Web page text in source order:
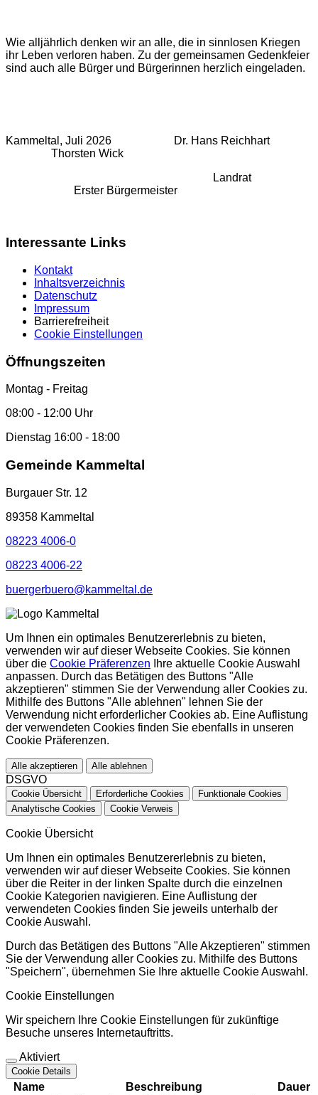
Wie alljährlich denken wir an alle, die in sinnlosen Kriegen
ihr Leben verloren haben. Zu der gemeinsamen Gedenkfeier
sind auch alle Bürger und Bürgerinnen herzlich eingeladen.
Kammeltal, Juli 2026 Dr. Hans Reichhart
Thorsten Wick
Landrat
Erster Bürgermeister
Interessante Links
Kontakt
Inhaltsverzeichnis
Datenschutz
Impressum
Barrierefreiheit
Cookie Einstellungen
Öffnungszeiten
Montag - Freitag
08:00 - 12:00 Uhr
Dienstag 16:00 - 18:00
Gemeinde Kammeltal
Burgauer Str. 12
89358 Kammeltal
08223 4006-0
08223 4006-22
buergerbuero@kammeltal.de
Um Ihnen ein optimales Benutzererlebnis zu bieten,
verwenden wir auf dieser Webseite Cookies. Sie können
über die Cookie Präferenzen Ihre aktuelle Cookie Auswahl
anpassen. Durch das Betätigen des Buttons "Alle
akzeptieren" stimmen Sie der Verwendung aller Cookies zu.
Mithilfe des Buttons "Alle ablehnen" lehnen Sie der
Verwendung nicht erforderlicher Cookies ab. Eine Auflistung
der verwendeten Cookies finden Sie ebenfalls in unseren
Cookie Präferenzen.
Alle akzeptieren Alle ablehnen
DSGVO
Cookie Übersicht Erforderliche Cookies
Funktionale Cookies
Analytische Cookies
Cookie Verweis
Cookie Übersicht
Um Ihnen ein optimales Benutzererlebnis zu bieten,
verwenden wir auf dieser Webseite Cookies. Sie können
über die Reiter in der linken Spalte durch die einzelnen
Cookie Kategorien navigieren. Eine Auflistung der
verwendeten Cookies finden Sie jeweils unterhalb der
Cookie Auswahl.
Durch das Betätigen des Buttons "Alle Akzeptieren" stimmen
Sie der Verwendung aller Cookies zu. Mithilfe des Buttons
"Speichern", übernehmen Sie Ihre aktuelle Cookie Auswahl.
Cookie Einstellungen
Wir speichern Ihre Cookie Einstellungen für zukünftige
Besuche unseres Internetauftritts.
Aktiviert
Cookie Details
Name Beschreibung
Dauer